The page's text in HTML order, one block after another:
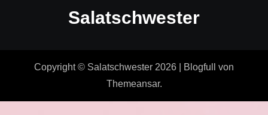
Salatschwester
Copyright © Salatschwester 2026 Blogfull
von
Themeansar.